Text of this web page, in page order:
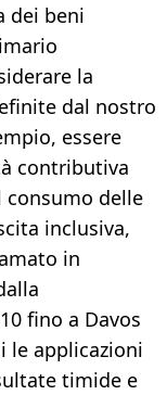
dei beni
la
dal nostro
essere
contributiva
consumo delle
inclusiva,
in
fino a Davos
le applicazioni
timide e